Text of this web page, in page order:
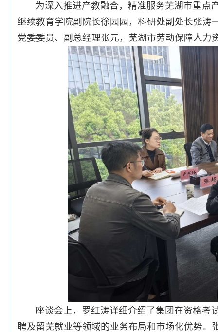
为深入推进产教融合，精准服务芜湖市重点
继续教育学院副院长徐园园，科研处副处长张
党委委员、副总经理张元，芜湖市劳动保障人力
座谈会上，罗红涛详细介绍了集团在资格考
聘及留芜就业等领域的业务布局和市场化优势